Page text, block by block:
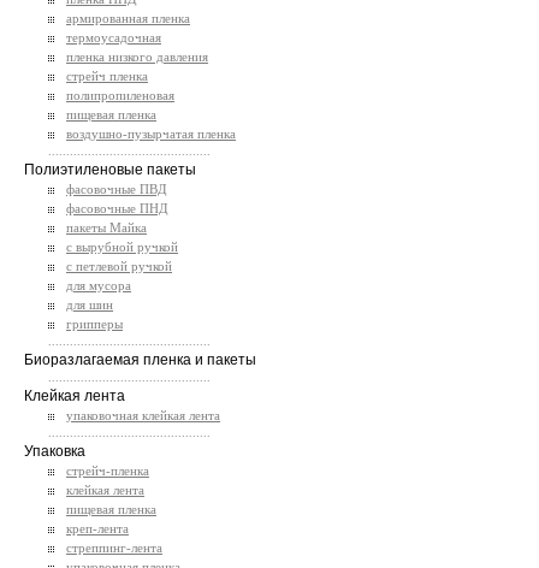
армированная пленка
термоусадочная
пленка низкого давления
стрейч пленка
полипропиленовая
пищевая пленка
воздушно-пузырчатая пленка
Полиэтиленовые пакеты
фасовочные ПВД
фасовочные ПНД
пакеты Майка
с вырубной ручкой
с петлевой ручкой
для мусора
для шин
грипперы
Биоразлагаемая пленка и пакеты
Клейкая лента
упаковочная клейкая лента
Упаковка
стрейч-пленка
клейкая лента
пищевая пленка
креп-лента
стреппинг-лента